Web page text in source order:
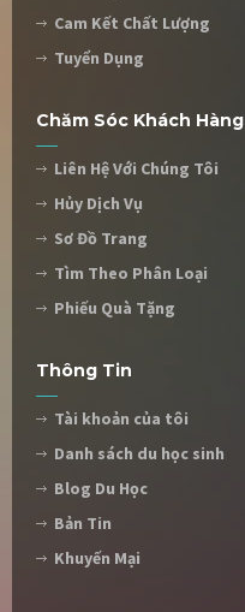
Cam Kết Chất Lượng
Tuyển Dụng
Chăm Sóc Khách Hàng
Liên Hệ Với Chúng Tôi
Hủy Dịch Vụ
Sơ Đồ Trang
Tìm Theo Phân Loại
Phiếu Quà Tặng
Thông Tin
Tài khoản của tôi
Danh sách du học sinh
Blog Du Học
Bản Tin
Khuyến Mại